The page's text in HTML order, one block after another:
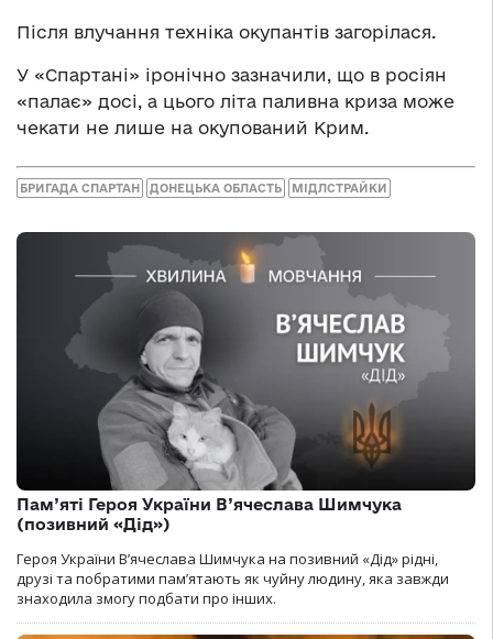
Після влучання техніка окупантів загорілася.
У «Спартані» іронічно зазначили, що в росіян
«палає» досі, а цього літа паливна криза може
чекати не лише на окупований Крим.
БРИГАДА СПАРТАН ДОНЕЦЬКА ОБЛАСТЬ МІДЛСТРАЙКИ
Пам’яті Героя України В’ячеслава Шимчука
(позивний «Дід»)
Героя України В’ячеслава Шимчука на позивний «Дід» рідні,
друзі та побратими пам’ятають як чуйну людину, яка завжди
знаходила змогу подбати про інших.